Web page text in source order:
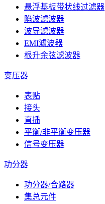
悬浮基板带状线过滤器
陷波滤波器
波导滤波器
EMI滤波器
根升余弦滤波器
变压器
表贴
接头
直插
平衡/非平衡变压器
信号变压器
功分器
功分器/合路器
集总元件